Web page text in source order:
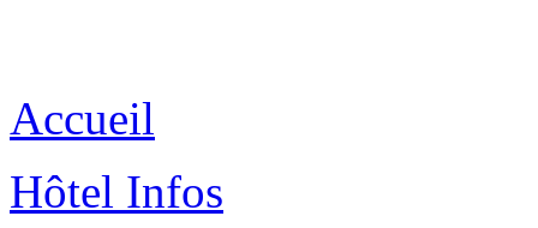
Accueil
Hôtel Infos